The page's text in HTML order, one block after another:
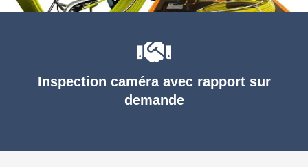
Inspection caméra avec rapport sur
demande